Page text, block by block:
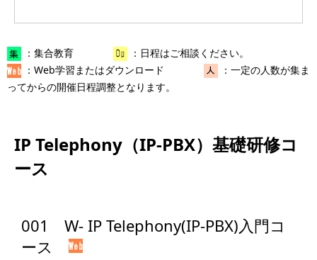
：集合教育
：日程はご相談ください。
：Web学習またはダウンロード
：一定の人数が集ま
ってからの開催日程調整となります。
IP Telephony（IP-PBX）基礎研修コ
ース
001 W- IP Telephony(IP-PBX)入門コ
ース